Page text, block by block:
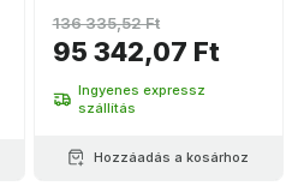
95 342,07 Ft
136 335,52 Ft
Ingyenes expressz
szállítás
Hozzáadás a kosárhoz